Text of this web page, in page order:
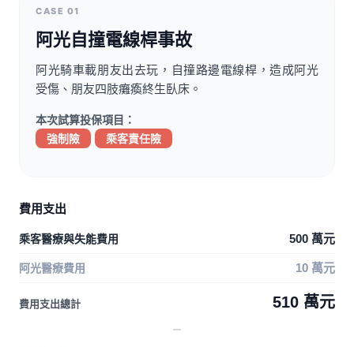
CASE 01
阿光自撞電線桿事故
阿光騎車載朋友出去玩，自撞路邊電線桿，造成阿光
受傷、朋友四肢癱瘓終生臥床。
本次試算投保項目：
強制險
乘客責任險
費用支出
乘客醫療與失能費用 500 萬元
阿光醫療費用 10 萬元
費用支出總計 510 萬元